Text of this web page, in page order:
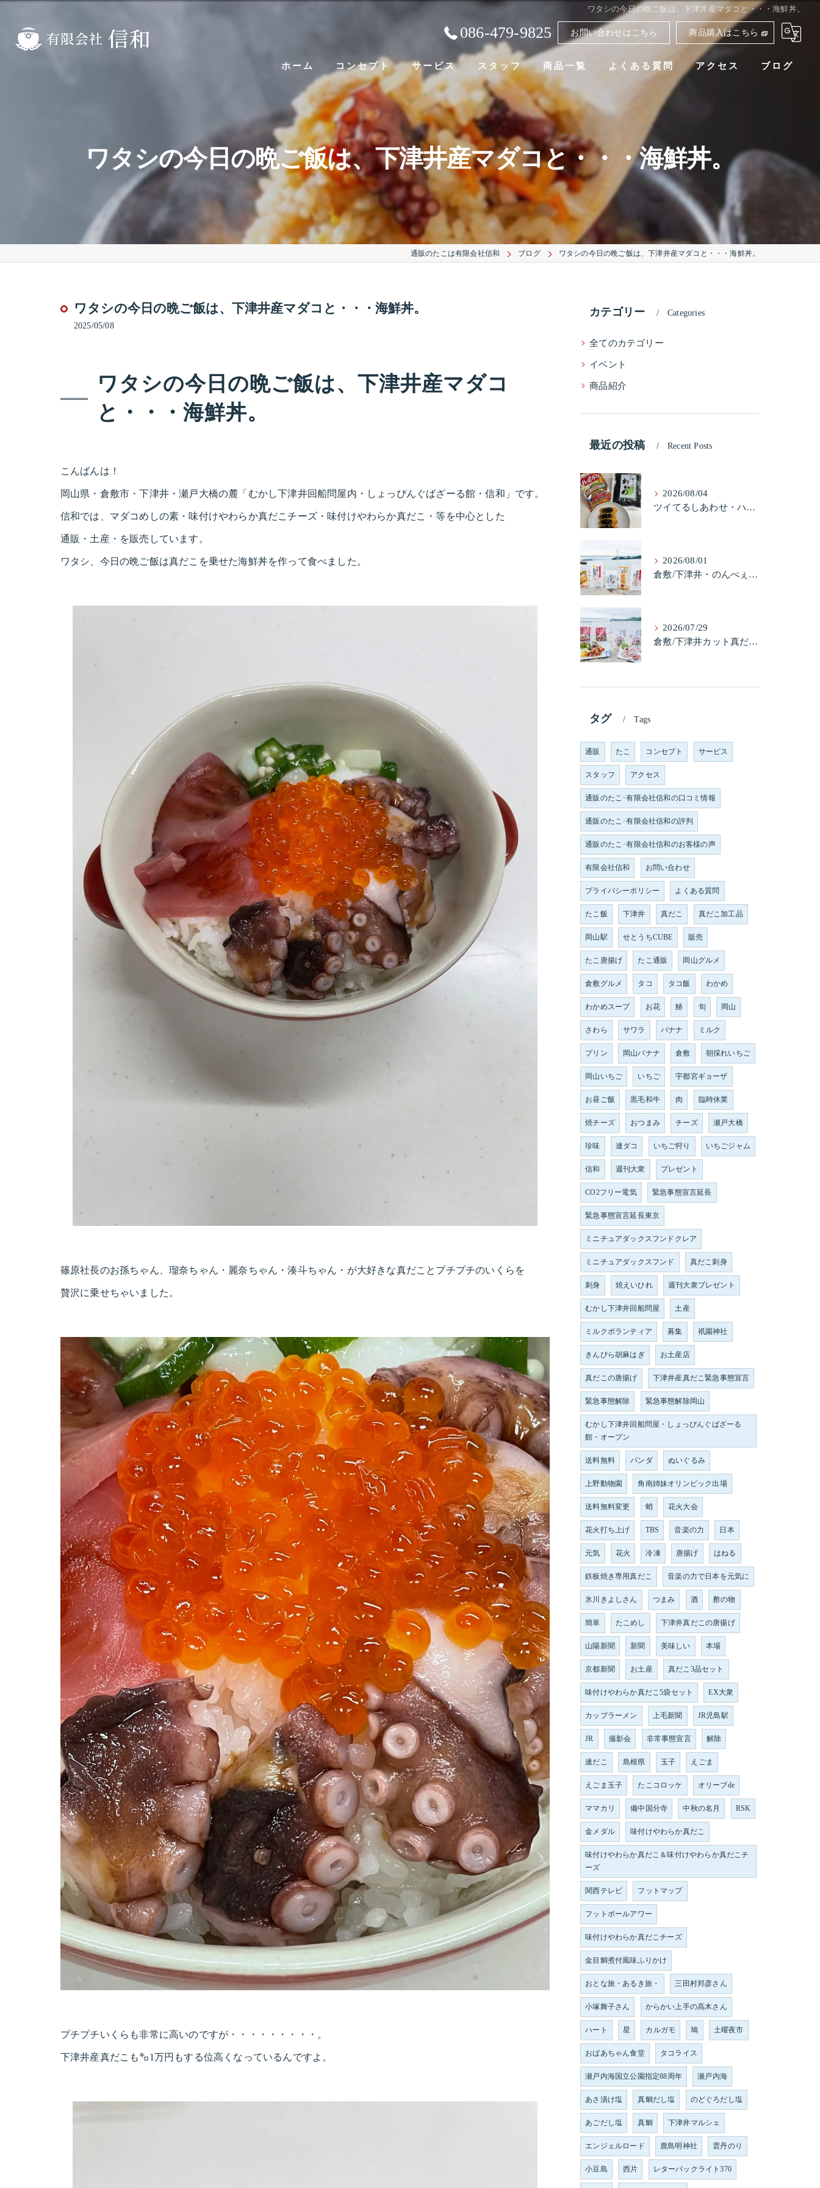
ワタシの今日の晩ご飯は、下津井産マダコと・・・海鮮丼。
086-479-9825 お問い合わせはこちら 商品購入はこちら
ホーム コンセプト サービス スタッフ 商品一覧 よくある質問 アクセス ブログ
ワタシの今日の晩ご飯は、下津井産マダコと・・・海鮮丼。
通販のたこは有限会社信和 ブログ ワタシの今日の晩ご飯は、下津井産マダコと・・・海鮮丼。
ワタシの今日の晩ご飯は、下津井産マダコと・・・海鮮丼。
2025/05/08
ワタシの今日の晩ご飯は、下津井産マダコ
と・・・海鮮丼。
こんばんは！
岡山県・倉敷市・下津井・瀬戸大橋の麓「むかし下津井回船問屋内・しょっぴんぐばざーる館・信和」です。
信和では、マダコめしの素・味付けやわらか真だこチーズ・味付けやわらか真だこ・等を中心とした
通販・土産・を販売しています。
ワタシ、今日の晩ご飯は真だこを乗せた海鮮丼を作って食べました。
篠原社長のお孫ちゃん、瑠奈ちゃん・麗奈ちゃん・湊斗ちゃん・が大好きな真だことプチプチのいくらを
贅沢に乗せちゃいました。
プチプチいくらも非常に高いのですが・・・・・・・・・。
下津井産真だこも㌔1万円もする位高くなっているんですよ。
カテゴリー Categories
全てのカテゴリー
イベント
商品紹介
最近の投稿 Recent Posts
2026/08/04
ツイてるしあわせ・ハッピーターンと柿の種とそふとわかめふりかけとタコふりかけ・ハッピーコラボレーション
2026/08/01
倉敷/下津井・のんべぇ5品セット（たこちく、たこ玉、味付のり、串酢だこ、味付けけやわらか真だこチーズ）3歳のお子様も大好きなんですよ。
2026/07/29
倉敷/下津井カット真だこ＆倉敷/下津井真だこ唐揚げ・セット人気です。
タグ Tags
通販 たこ コンセプト サービス
スタッフ アクセス
通販のたこ･有限会社信和の口コミ情報
通販のたこ･有限会社信和の評判
通販のたこ･有限会社信和のお客様の声
有限会社信和 お問い合わせ
プライバシーポリシー よくある質問
たこ飯 下津井 真だこ 真だこ加工品
岡山駅 せとうちCUBE 販売
たこ唐揚げ たこ通販 岡山グルメ
倉敷グルメ タコ タコ飯 わかめ
わかめスープ お花 鰆 旬 岡山
さわら サワラ バナナ ミルク
プリン 岡山バナナ 倉敷 朝採れいちご
岡山いちご いちご 宇都宮ギョーザ
お昼ご飯 黒毛和牛 肉 臨時休業
焼チーズ おつまみ チーズ 瀬戸大橋
珍味 連ダコ いちご狩り いちごジャム
信和 週刊大衆 プレゼント
CO2フリー電気 緊急事態宣言延長
緊急事態宣言延長東京
ミニチュアダックスフンドクレア
ミニチュアダックスフンド 真だこ刺身
刺身 焼えいひれ 週刊大衆プレゼント
むかし下津井回船問屋 土産
ミルクボランティア 募集 祇園神社
きんぴら胡麻はぎ お土産店
真だこの唐揚げ 下津井産真だこ緊急事態宣言
緊急事態解除 緊急事態解除岡山
むかし下津井回船問屋・しょっぴんぐばざーる
館・オープン
送料無料 パンダ ぬいぐるみ
上野動物園 角南姉妹オリンピック出場
送料無料変更 蛸 花火大会
花火打ち上げ TBS 音楽の力 日本
元気 花火 冷凍 唐揚げ はねる
鉄板焼き専用真だこ 音楽の力で日本を元気に
氷川きよしさん つまみ 酒 酢の物
簡単 たこめし 下津井真だこの唐揚げ
山陽新聞 新聞 美味しい 本場
京都新聞 お土産 真だこ3品セット
味付けやわらか真だこ5袋セット EX大衆
カップラーメン 上毛新聞 JR児島駅
JR 撮影会 非常事態宣言 解除
連だこ 島根県 玉子 えごま
えごま玉子 たこコロッケ オリーブde
ママカリ 備中国分寺 中秋の名月 RSK
金メダル 味付けやわらか真だこ
味付けやわらか真だこ＆味付けやわらか真だこチ
ーズ
関西テレビ フットマップ
フットボールアワー
味付けやわらか真だこチーズ
金目鯛煮付風味ふりかけ
おとな旅・あるき旅・ 三田村邦彦さん
小塚舞子さん からかい上手の高木さん
ハート 星 カルガモ 鳩 土曜夜市
おばあちゃん食堂 タコライス
瀬戸内海国立公園指定88周年 瀬戸内海
あさ漬け塩 真鯛だし塩 のどぐろだし塩
あごだし塩 真鯛 下津井マルシェ
エンジェルロード 鹿島明神社 雲丹のり
小豆島 西片 レターパックライト370